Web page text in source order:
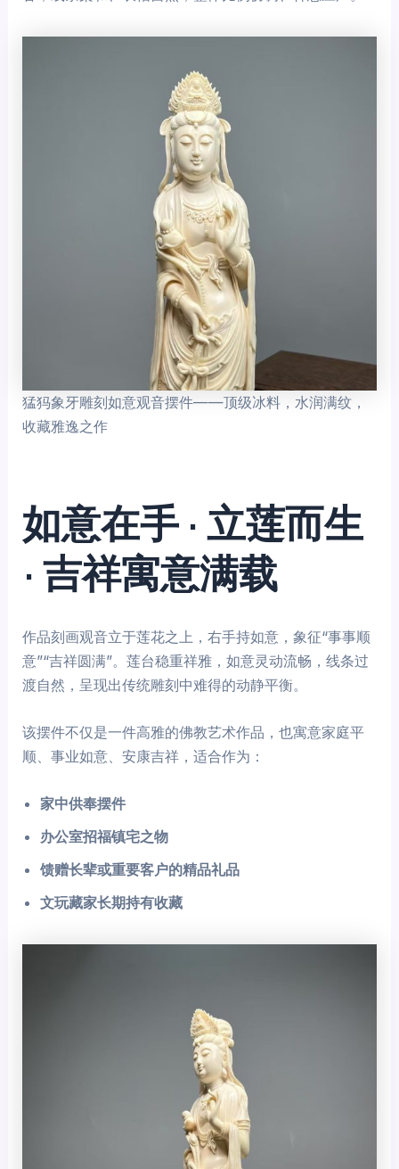
猛犸象牙雕刻如意观音摆件——顶级冰料，水润满纹，
收藏雅逸之作
如意在手 · 立莲而生
· 吉祥寓意满载
作品刻画观音立于莲花之上，右手持如意，象征“事事顺
意”“吉祥圆满”。莲台稳重祥雅，如意灵动流畅，线条过
渡自然，呈现出传统雕刻中难得的动静平衡。
该摆件不仅是一件高雅的佛教艺术作品，也寓意家庭平
顺、事业如意、安康吉祥，适合作为：
家中供奉摆件
办公室招福镇宅之物
馈赠长辈或重要客户的精品礼品
文玩藏家长期持有收藏